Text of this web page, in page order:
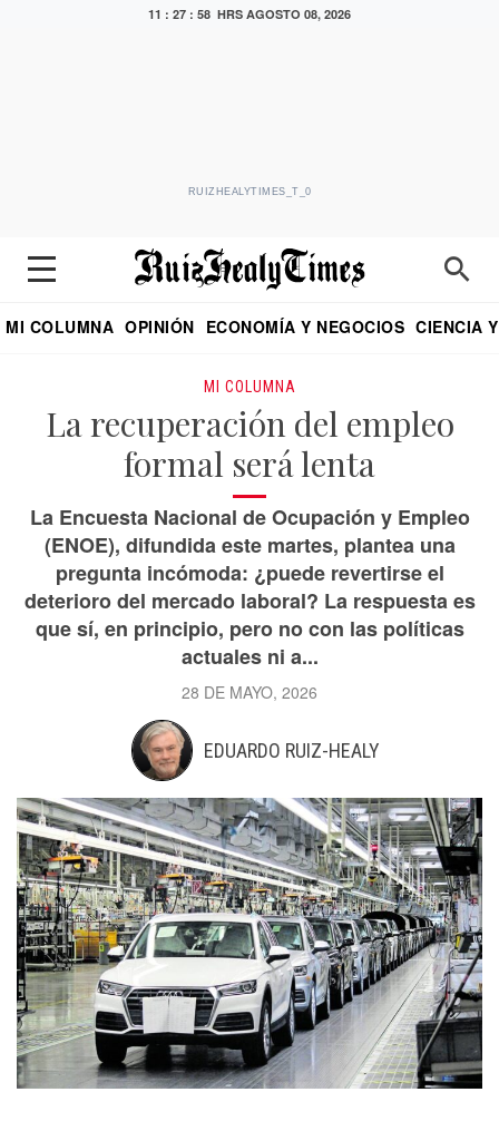
11 : 27 : 59 HRS AGOSTO 08, 2026
RUIZHEALYTIMES_T_0
MI COLUMNA OPINIÓN ECONOMÍA Y NEGOCIOS CIENCIA
MI COLUMNA
La recuperación del empleo
formal será lenta
La Encuesta Nacional de Ocupación y Empleo
(ENOE), difundida este martes, plantea una
pregunta incómoda: ¿puede revertirse el
deterioro del mercado laboral? La respuesta es
que sí, en principio, pero no con las políticas
actuales ni a...
28 DE MAYO, 2026
EDUARDO RUIZ-HEALY